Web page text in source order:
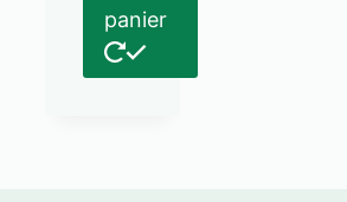
panier